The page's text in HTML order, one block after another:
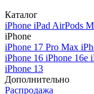
Каталог
iPhone iPad AirPods
iPhone
iPhone 17 Pro Max
iPhone 16 iPhone 16e
iPhone 13
Дополнительно
Распродажа